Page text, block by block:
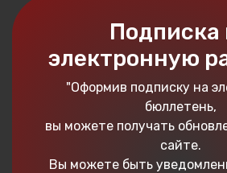
Подписка
электронную
"Оформив подписку на
бюллетень,
вы можете получать
сайте.
Вы можете быть